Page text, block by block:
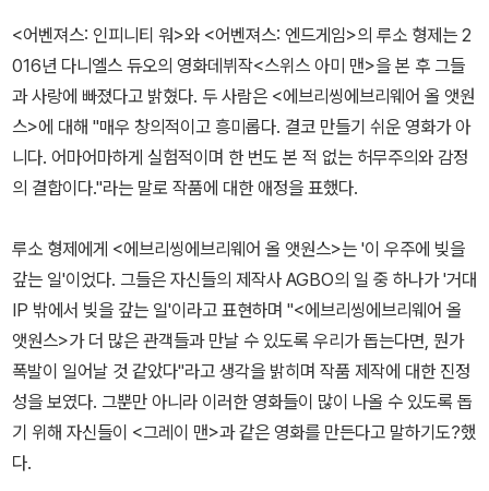
<어벤져스: 인피니티 워>와 <어벤져스: 엔드게임>의 루소 형제는 2
016년 다니엘스 듀오의 영화데뷔작<스위스 아미 맨>을 본 후 그들
과 사랑에 빠졌다고 밝혔다. 두 사람은 <에브리씽에브리웨어 올 앳원
스>에 대해 "매우 창의적이고 흥미롭다. 결코 만들기 쉬운 영화가 아
니다. 어마어마하게 실험적이며 한 번도 본 적 없는 허무주의와 감정
의 결합이다."라는 말로 작품에 대한 애정을 표했다.
루소 형제에게 <에브리씽에브리웨어 올 앳원스>는 '이 우주에 빚을
갚는 일'이었다. 그들은 자신들의 제작사 AGBO의 일 중 하나가 '거대
IP 밖에서 빚을 갚는 일'이라고 표현하며 "<에브리씽에브리웨어 올
앳원스>가 더 많은 관객들과 만날 수 있도록 우리가 돕는다면, 뭔가
폭발이 일어날 것 같았다"라고 생각을 밝히며 작품 제작에 대한 진정
성을 보였다. 그뿐만 아니라 이러한 영화들이 많이 나올 수 있도록 돕
기 위해 자신들이 <그레이 맨>과 같은 영화를 만든다고 말하기도?했
다.